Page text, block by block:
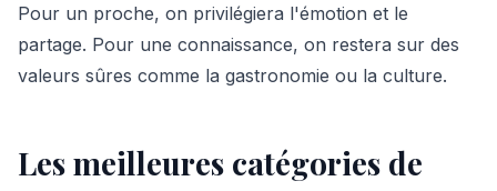
Pour un proche, on privilégiera l'émotion et le
partage. Pour une connaissance, on restera sur des
valeurs sûres comme la gastronomie ou la culture.
Les meilleures catégories de